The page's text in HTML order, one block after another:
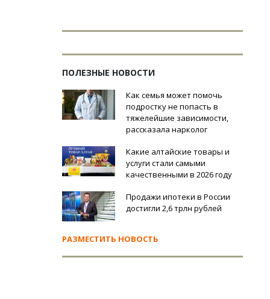
ПОЛЕЗНЫЕ НОВОСТИ
Как семья может помочь
подростку не попасть в
тяжелейшие зависимости,
рассказала нарколог
Какие алтайские товары и
услуги стали самыми
качественными в 2026 году
Продажи ипотеки в России
достигли 2,6 трлн рублей
РАЗМЕСТИТЬ НОВОСТЬ